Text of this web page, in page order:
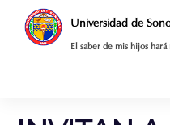
Saltar
contenido
Universidad de
El saber de mis hijos hará